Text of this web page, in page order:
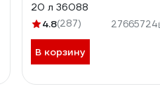
20 л 36088
4.8(287) 27665724
В корзину